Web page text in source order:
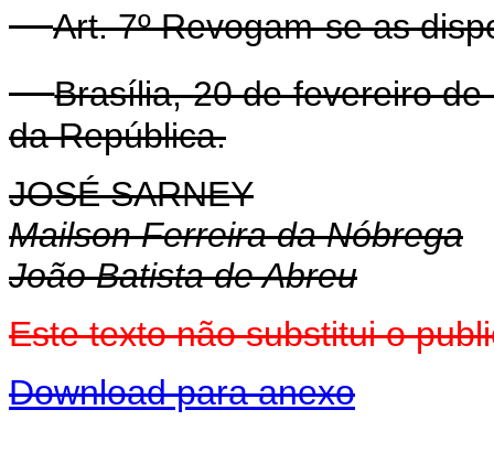
Art. 7º Revogam-se as
Brasília, 20 de fevereiro de
da República.
JOSÉ SARNEY
Mailson Ferreira da Nóbrega
João Batista de Abreu
Este texto não substitui o
Download para anexo